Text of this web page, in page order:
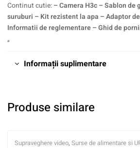
Continut cutie:– Camera H3c – Sablon de
suruburi – Kit rezistent la apa – Adaptor
Informatii de reglementare – Ghid de
„
Informații suplimentare
Produse similare
Supraveghere video, Surse de alimentare si